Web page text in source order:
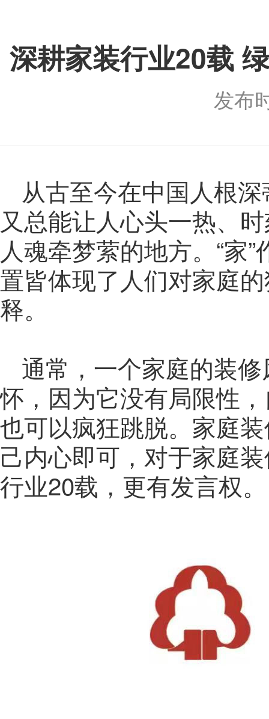
深耕家装行业20载
发布
从古至今在中国人根
又总能让人心头一热、
人魂牵梦萦的地方。“家
置皆体现了人们对家庭
释。
通常，一个家庭的装
怀，因为它没有局限性
也可以疯狂跳脱。家庭
己内心即可，对于家庭
行业20载，更有发言权。